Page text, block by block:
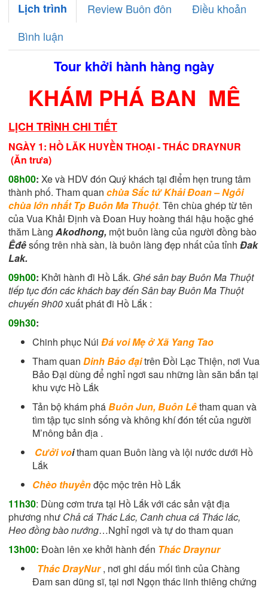
Lịch trình Review Buôn đôn
Điều khoản
Bình luận
Tour khởi hành hàng ngày
KHÁM PHÁ BAN MÊ
LỊCH TRÌNH CHI TIẾT
NGÀY 1: HỒ LĂK HUYỀN THOẠI - THÁC DRAYNUR
(Ăn trưa)
08h00: Xe và HDV đón Quý khách tại điểm hẹn trung tâm
thành phố. Thamquan chùa Sắc tứ Khải Đoan – Ngôi
chùa lớn nhất Tp Buôn Ma Thuột. Tên chùa ghép từ tên
của Vua Khải Định và Đoan Huy hoàng thái hậu hoặc ghé
thăm Làng Akodhong, một buôn làng của người đồng bào
Êđêsống trên nhà sàn, là buôn làng đẹp nhất của tỉnh Đak
Lak.
09h00: Khởi hành đi Hồ Lắk. Ghé sân bay Buôn Ma Thuột
tiếp tục đón các khách bay đến Sân bay Buôn Ma Thuột
chuyến 9h00xuất phát đi Hồ Lắk :
09h30:
Chinh phục Núi Đá voi Mẹ ở Xã Yang Tao
Tham quan Dinh Bảo đạitrên Đồi Lạc Thiện, nơi Vua
Bảo Đại dùng để nghỉ ngơi sau những lần săn bắn tại
khu vực Hồ Lắk
Tản bộ khám pháBuôn Jun, Buôn Lêtham quan và
tìm tập tục sinh sống và không khí đón tết của người
M’nông bản địa .
Cưởi voitham quan Buôn làng và lội nước dưới Hồ
Lắk
Chèo thuyềnđộc mộc trên Hồ Lắk
11h30: Dùng cơm trưa tại Hồ Lắk với các sản vật địa
phương như Chả cá Thác Lác, Canh chua cá Thác lác,
Heo đồng bào nướng…Nghỉ ngơi và tự do tham quan
13h00: Đoàn lên xe khởi hành đến Thác Draynur
Thác DrayNur , nơi ghi dấu mối tình của Chàng
Đam san dũng sĩ, tại nơi Ngọn thác linh thiêng chứng